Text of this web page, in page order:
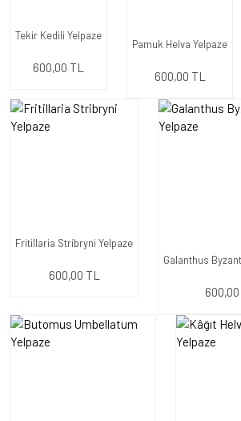
Tekir Kedili Yelpaze
600,00 TL
Pamuk Helva Yelpaze
600,00 TL
Fritillaria Stribryni Yelpaze
600,00 TL
Galanthus
600,00